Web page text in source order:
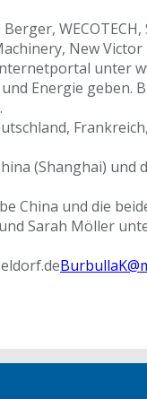
WECOTECH,
New
unter
Energie geben.
(Shanghai) und
und die
Sarah Möller